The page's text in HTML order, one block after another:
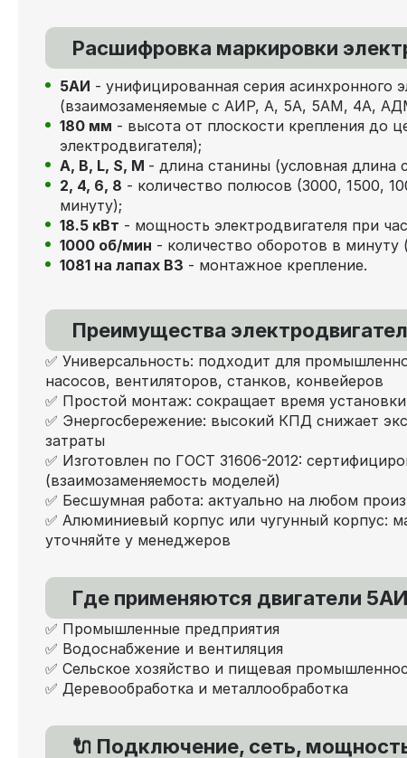
Расшифровка маркировки
5АИ - унифицированная серия асинхронного
(взаимозаменяемые с АИР, А, 5А, 5АМ, 4А,
180 мм - высота от плоскости крепления до
электродвигателя);
А, В, L, S, М - длина станины (условная длина
2, 4, 6, 8 - количество полюсов (3000, 1500,
минуту);
18.5 кВт - мощность электродвигателя при
1000 об/мин - количество оборотов в минуту
1081 на лапах В3 - монтажное крепление.
Преимущества
✅ Универсальность: подходит для
насосов, вентиляторов, станков, конвейеров
✅ Простой монтаж: сокращает время
✅ Энергосбережение: высокий КПД снижает
затраты
✅ Изготовлен по ГОСТ 31606-2012:
(взаимозаменяемость моделей)
✅ Бесшумная работа: актуально на любом
✅ Алюминиевый корпус или чугунный корпус:
уточняйте у менеджеров
Где применяются двигатели
✅ Промышленные предприятия
✅ Водоснабжение и вентиляция
✅ Сельское хозяйство и пищевая
✅ Деревообработка и металлообработка
🔌 Подключение, сеть,